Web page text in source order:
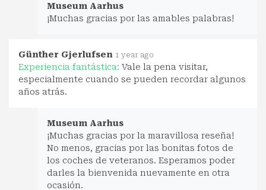
Museum Aarhus
¡Muchas gracias por las amables palabras!
Günther Gjerlufsen 1 year ago
Experiencia fantástica: Vale la pena visitar,
especialmente cuando se pueden recordar algunos
años atrás.
Museum Aarhus
¡Muchas gracias por la maravillosa reseña!
No menos, gracias por las bonitas fotos de
los coches de veteranos. Esperamos poder
darles la bienvenida nuevamente en otra
ocasión.